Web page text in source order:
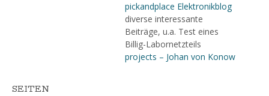
pickandplace Elektronikblog
diverse interessante
Beiträge, u.a. Test eines
Billig-Labornetzteils
projects – Johan von Konow
SEITEN